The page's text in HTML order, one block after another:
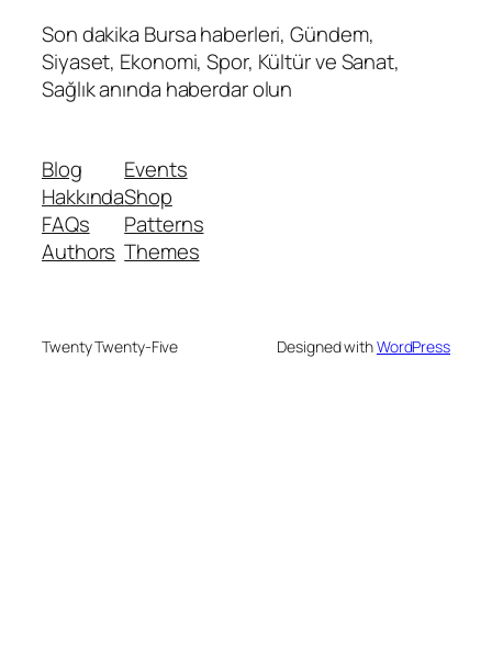
Son dakika Bursa haberleri, Gündem,
Siyaset, Ekonomi, Spor, Kültür ve Sanat,
Sağlık anında haberdar olun
Blog
Hakkında
FAQs
Authors
Events
Shop
Patterns
Themes
Twenty Twenty-Five Designed withWordPress